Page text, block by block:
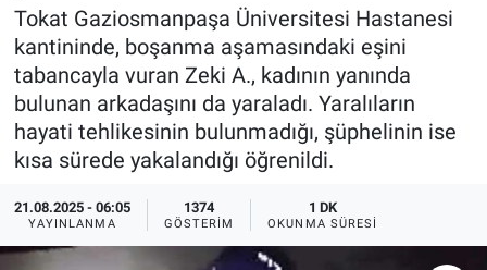
Tokat Gaziosmanpaşa Üniversitesi Hastanesi
kantininde, boşanma aşamasındaki eşini
tabancayla vuran Zeki A., kadının yanında
bulunan arkadaşını da yaraladı. Yaralıların
hayati tehlikesinin bulunmadığı, şüphelinin ise
kısa sürede yakalandığı öğrenildi.
21.08.2025 - 06:05
YAYINLANMA
1374
GÖSTERIM
1 DK
OKUNMA SÜRESI
Dünya
Ege Saati
Ege'den Esintiler
Eğitim
Eğlence
Spor
Yayın Akışı
İletişim
Son Dakika Haberleri
Haber Arşivi